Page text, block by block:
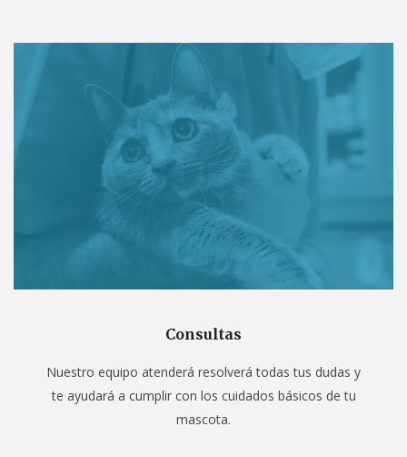
Consultas
Nuestro equipo atenderá resolverá todas tus dudas y
te ayudará a cumplir con los cuidados básicos de tu
mascota.